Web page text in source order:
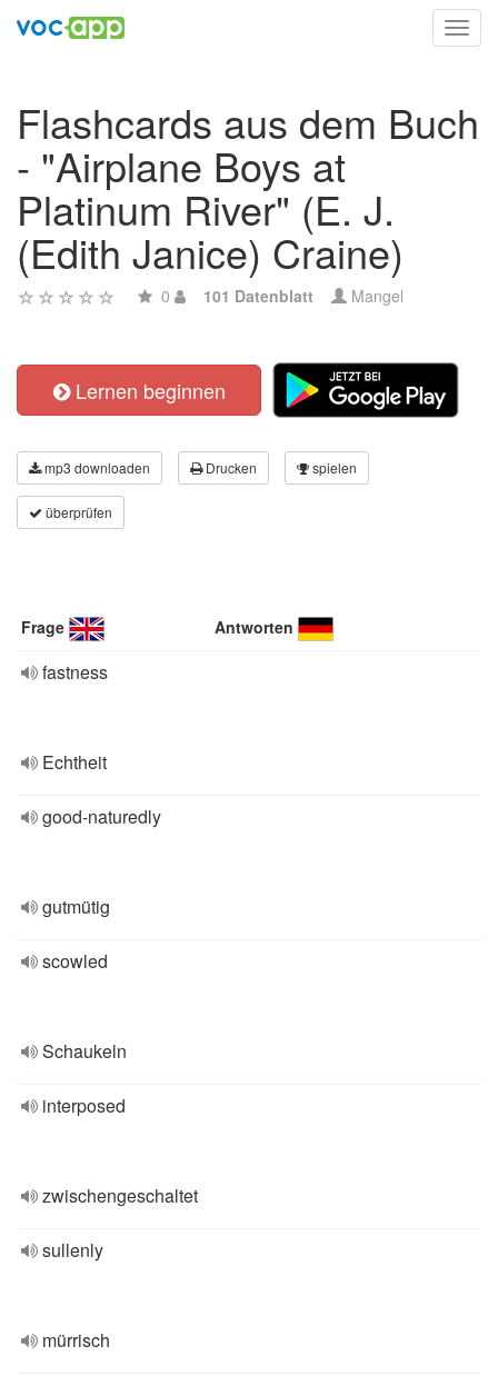
Flashcards aus dem Buch
- "Airplane Boys at
Platinum River" (E. J.
(Edith Janice) Craine)
0 101 Datenblatt Mangel
Lernen beginnen
mp3 downloaden Drucken spielen
überprüfen
Frage Antworten
fastness
Echtheit
good-naturedly
gutmütig
scowled
Schaukeln
interposed
zwischengeschaltet
sullenly
mürrisch